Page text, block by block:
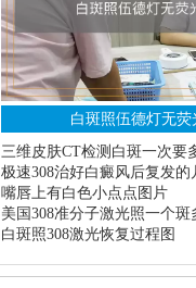
白斑照伍德灯无荧
三维皮肤CT检测白斑一次要
极速308治好白癜风后复发的
嘴唇上有白色小点点图片
美国308准分子激光照一个斑
白斑照308激光恢复过程图